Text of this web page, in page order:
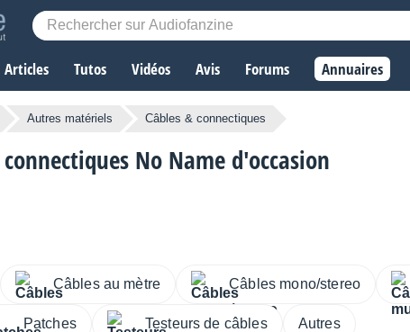
Articles Tutos Vidéos Avis Forums Annuaires
Autres matériels Câbles & connectiques
connectiques No Name d'occasion
Câbles au mètre Câbles mono/stereo
Patches Testeurs de câbles Autres